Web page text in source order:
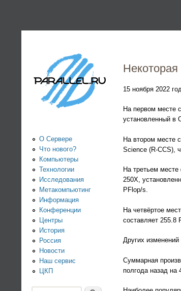
центр по
вычислениям
15 ноября 2022
На первом месте
установленный в
На втором месте
Science (R-CCS),
На третьем месте
250X,
PFlop/s.
На четвёртое
составляет 255.8
Других
Суммарная
полгода назад на
О Сервере
Что нового?
Компьютеры
Технологии
Исследования
Метакомпьютинг
Информация
Конференции
Центры
История
Россия
Новости
Наш сервис
ЦКП